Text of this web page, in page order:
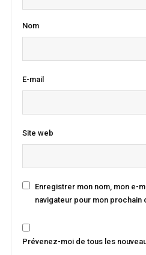
Nom
E-mail
Site web
Enregistrer mon nom, mon e-
navigateur pour mon prochain
Prévenez-moi de tous les